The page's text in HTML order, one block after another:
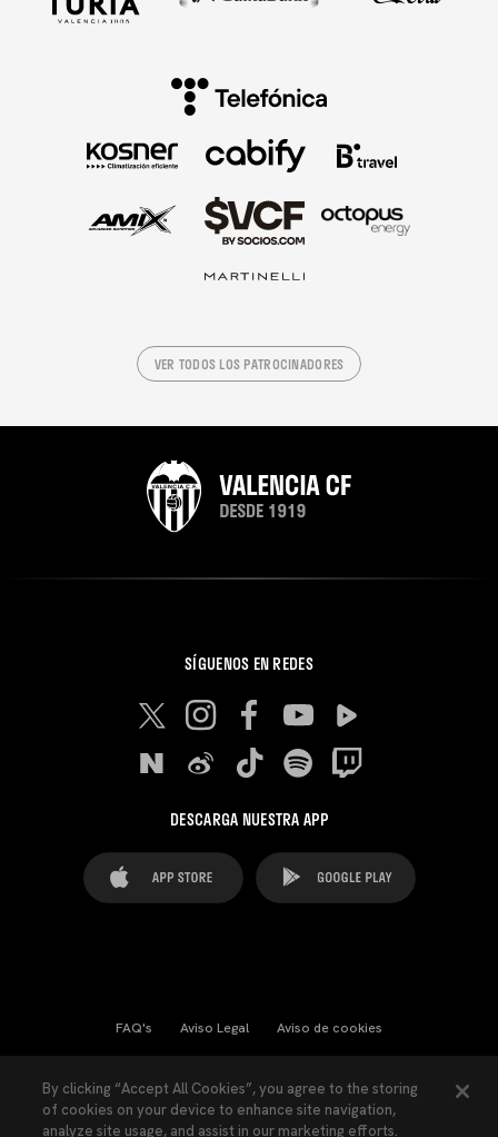
VER TODOS LOS PATROCINADORES
SÍGUENOS EN REDES
DESCARGA NUESTRA APP
FAQ's Aviso Legal Aviso de cookies
Ley Transparencia Política de Privacidad
By clicking “Accept All Cookies”, you agree to the storing
of cookies on your device to enhance site navigation,
analyze site usage, and assist in our marketing efforts.